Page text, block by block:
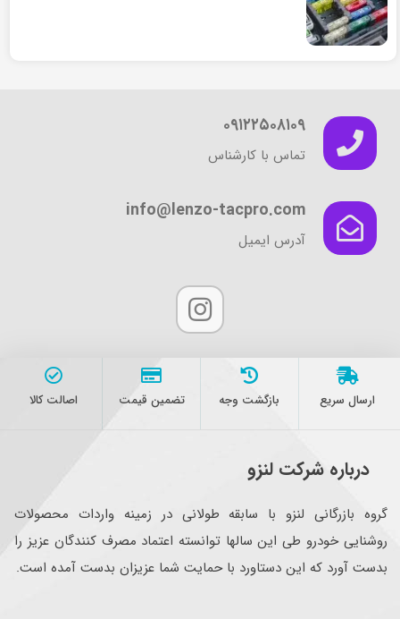
۰۹۱۲۲۵۰۸۱۰۹
تماس با کارشناس
info@lenzo-tacpro.com
آدرس ایمیل
ارسال سریع بازگشت وجه تضمین قیمت اصالت کالا
درباره شرکت لنزو
گروه بازرگانی لنزو با سابقه طولانی در زمینه واردات محصولات
روشنایی خودرو طی این سالها توانسته اعتماد مصرف کنندگان عزیز را
بدست آورد که این دستاورد با حمایت شما عزیزان بدست آمده است.